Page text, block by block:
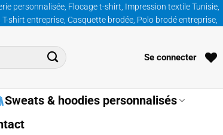
personnalisée, Flocage t-shirt, Impression textile Tunisie,
shirt entreprise, Casquette brodée, Polo brodé entreprise,
Se connecter
Sweats & hoodies personnalisés